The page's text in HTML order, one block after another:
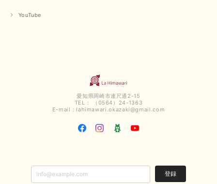
YouTube
愛知県岡崎市連尺通2-15
TEL： （0564）24-1363
E-mail： lahimawari.okazaki@gmail.com
登録